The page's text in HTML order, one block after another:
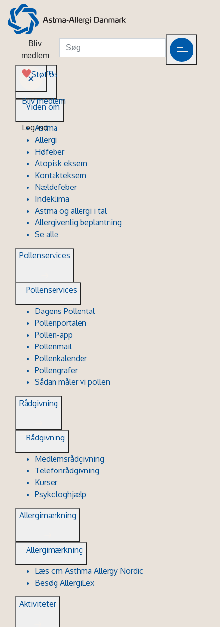
Bliv
medlem
Støt os
Bliv medlem
Log ind
Viden om
Viden om
Astma
Allergi
Høfeber
Atopisk eksem
Kontakteksem
Nældefeber
Indeklima
Astma og allergi i tal
Allergivenlig beplantning
Se alle
Pollenservices
Pollenservices
Dagens Pollental
Pollenportalen
Pollen-app
Pollenmail
Pollenkalender
Pollengrafer
Sådan måler vi pollen
Rådgivning
Rådgivning
Medlemsrådgivning
Telefonrådgivning
Kurser
Psykologhjælp
Allergimærkning
Allergimærkning
Læs om Asthma Allergy Nordic
Besøg AllergiLex
Aktiviteter